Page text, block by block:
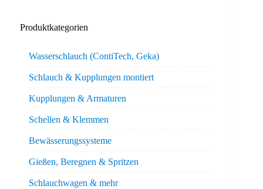
Produktkategorien
Wasserschlauch (ContiTech, Geka)
Schlauch & Kupplungen montiert
Kupplungen & Armaturen
Schellen & Klemmen
Bewässerungssysteme
Gießen, Beregnen & Spritzen
Schlauchwagen & mehr